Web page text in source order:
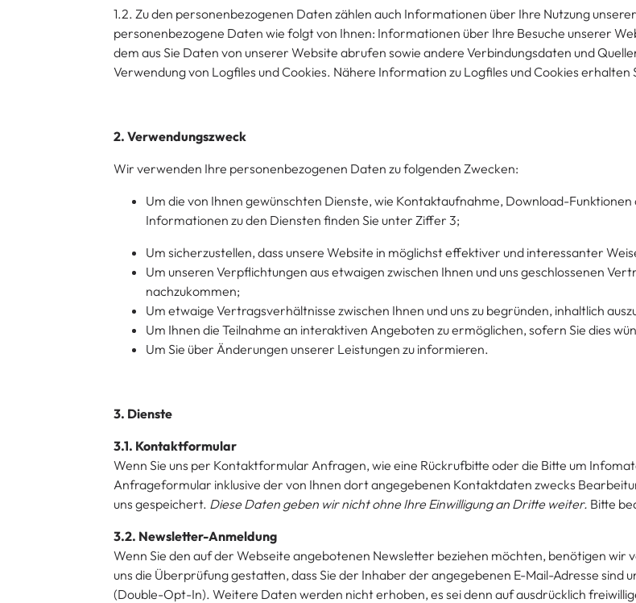
1.2. Zu den personenbezogenen Daten zählen auch Informationen über Ihre Nutzung
personenbezogene Daten wie folgt von Ihnen: Informationen über Ihre Besuche unserer
dem aus Sie Daten von unserer Website abrufen sowie andere Verbindungsdaten und
Verwendung von Logfiles und Cookies. Nähere Information zu Logfiles und Cookies erhalten
2. Verwendungszweck
Wir verwenden Ihre personenbezogenen Daten zu folgenden Zwecken:
Um die von Ihnen gewünschten Dienste, wie Kontaktaufnahme, Download-
Informationen zu den Diensten finden Sie unter Ziffer 3;
Um sicherzustellen, dass unsere Website in möglichst effektiver und interessanter
Um unseren Verpflichtungen aus etwaigen zwischen Ihnen und uns geschlossenen
nachzukommen;
Um etwaige Vertragsverhältnisse zwischen Ihnen und uns zu begründen, inhaltlich
Um Ihnen die Teilnahme an interaktiven Angeboten zu ermöglichen, sofern Sie dies
Um Sie über Änderungen unserer Leistungen zu informieren.
3. Dienste
3.1. Kontaktformular
Wenn Sie uns per Kontaktformular Anfragen, wie eine Rückrufbitte oder die Bitte um
Anfrageformular inklusive der von Ihnen dort angegebenen Kontaktdaten zwecks
uns gespeichert. Diese Daten geben wir nicht ohne Ihre Einwilligung an Dritte weiter. Bitte
3.2. Newsletter-Anmeldung
Wenn Sie den auf der Webseite angebotenen Newsletter beziehen möchten, benötigen wir
uns die Überprüfung gestatten, dass Sie der Inhaber der angegebenen E-Mail-Adresse sind
(Double-Opt-In). Weitere Daten werden nicht erhoben, es sei denn auf ausdrücklich